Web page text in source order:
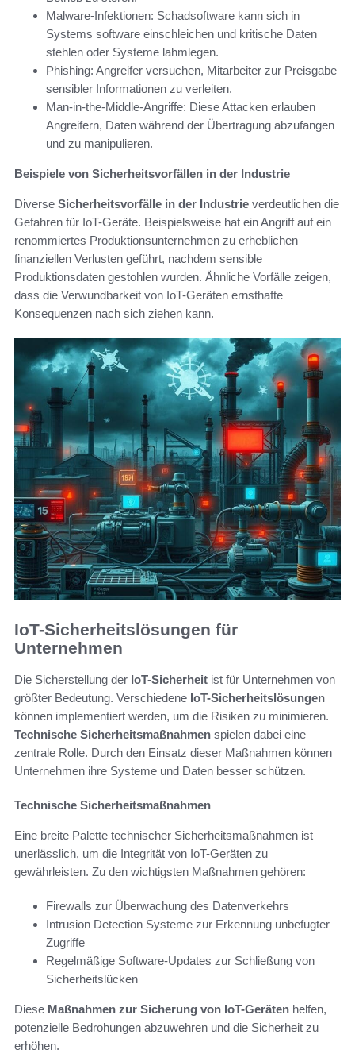
Malware-Infektionen: Schadsoftware kann sich in
Systems software einschleichen und kritische Daten
stehlen oder Systeme lahmlegen.
Phishing: Angreifer versuchen, Mitarbeiter zur Preisgabe
sensibler Informationen zu verleiten.
Man-in-the-Middle-Angriffe: Diese Attacken erlauben
Angreifern, Daten während der Übertragung abzufangen
und zu manipulieren.
Beispiele von Sicherheitsvorfällen in der Industrie
Diverse Sicherheitsvorfälle in der Industrie verdeutlichen die
Gefahren für IoT-Geräte. Beispielsweise hat ein Angriff auf ein
renommiertes Produktionsunternehmen zu erheblichen
finanziellen Verlusten geführt, nachdem sensible
Produktionsdaten gestohlen wurden. Ähnliche Vorfälle zeigen,
dass die Verwundbarkeit von IoT-Geräten ernsthafte
Konsequenzen nach sich ziehen kann.
IoT-Sicherheitslösungen für
Unternehmen
Die Sicherstellung der IoT-Sicherheit ist für Unternehmen von
größter Bedeutung. Verschiedene IoT-Sicherheitslösungen
können implementiert werden, um die Risiken zu minimieren.
Technische Sicherheitsmaßnahmen spielen dabei eine
zentrale Rolle. Durch den Einsatz dieser Maßnahmen können
Unternehmen ihre Systeme und Daten besser schützen.
Technische Sicherheitsmaßnahmen
Eine breite Palette technischer Sicherheitsmaßnahmen ist
unerlässlich, um die Integrität von IoT-Geräten zu
gewährleisten. Zu den wichtigsten Maßnahmen gehören:
Firewalls zur Überwachung des Datenverkehrs
Intrusion Detection Systeme zur Erkennung unbefugter
Zugriffe
Regelmäßige Software-Updates zur Schließung von
Sicherheitslücken
Diese Maßnahmen zur Sicherung von IoT-Geräten helfen,
potenzielle Bedrohungen abzuwehren und die Sicherheit zu
erhöhen.